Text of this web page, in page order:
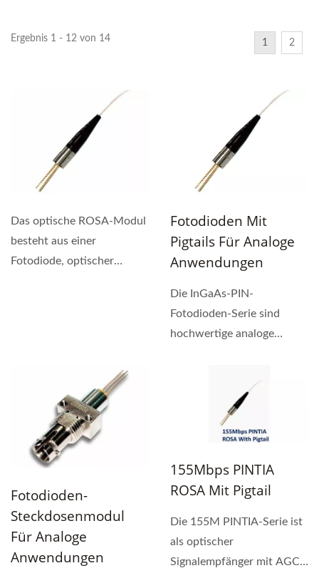
Ergebnis 1 - 12 von 14 1 2
Das optische ROSA-Modul
besteht aus einer
Fotodiode, optischer
Fotodioden Mit
Pigtails Für Analoge
Anwendungen
Die InGaAs-PIN-
Fotodioden-Serie sind
hochwertige analoge
Empfängeranwendungen...
Fotodioden-
Steckdosenmodul
Für Analoge
Anwendungen
155Mbps PINTIA
ROSA Mit Pigtail
Die 155M PINTIA-Serie ist
als optischer
Signalempfänger mit AGC